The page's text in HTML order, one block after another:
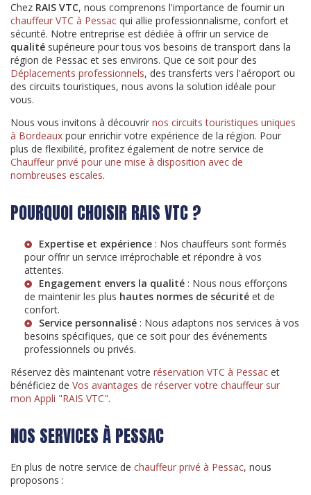
Chez RAIS VTC, nous comprenons l'importance de fournir un
chauffeur VTC à Pessac qui allie professionnalisme, confort et
sécurité. Notre entreprise est dédiée à offrir un service de
qualité supérieure pour tous vos besoins de transport dans la
région de Pessac et ses environs. Que ce soit pour des
Déplacements professionnels, des transferts vers l'aéroport ou
des circuits touristiques, nous avons la solution idéale pour
vous.
Nous vous invitons à découvrir nos circuits touristiques uniques
à Bordeaux pour enrichir votre expérience de la région. Pour
plus de flexibilité, profitez également de notre service de
Chauffeur privé pour une mise à disposition avec de
nombreuses escales.
POURQUOI CHOISIR RAIS VTC ?
Expertise et expérience : Nos chauffeurs sont formés
pour offrir un service irréprochable et répondre à vos
attentes.
Engagement envers la qualité : Nous nous efforçons
de maintenir les plus hautes normes de sécurité et de
confort.
Service personnalisé : Nous adaptons nos services à vos
besoins spécifiques, que ce soit pour des événements
professionnels ou privés.
Réservez dès maintenant votre réservation VTC à Pessac et
bénéficiez de Vos avantages de réserver votre chauffeur sur
mon Appli "RAIS VTC".
NOS SERVICES À PESSAC
En plus de notre service de chauffeur privé à Pessac, nous
proposons :